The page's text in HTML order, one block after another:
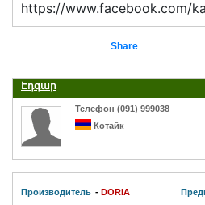
https://www.facebook.com/
Share
Էդգար
Телефон (091) 999038
Котайк
Производитель - DORIA